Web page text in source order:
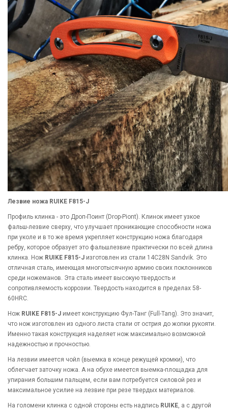
Лезвие ножа RUIKE F815-J
Профиль клинка - это Дроп-Поинт (Drop-Piont). Клинок имеет узкое
фальш-лезвие сверху, что улучшает проникающие способности ножа
при уколе и в то же время укрепляет конструкцию ножа благодаря
ребру, которое образует это фальшлезвие практически по всей длина
клинка. Нож RUIKE F815-J изготовлен из стали 14C28N Sandvik. Это
отличная сталь, имеющая многотысячную армию своих поклонников
среди ножеманов. Эта сталь имеет высокую твердость и
сопротивляемость коррозии. Твердость находится в пределах 58-
60HRC.
Нож RUIKE F815-J имеет конструкцию Фул-Танг (Full-Tang). Это значит,
что нож изготовлен из одного листа стали от острия до жопки рукояти.
Именно такая конструкция наделяет нож максимально возможной
надежностью и прочностью.
На лезвии имеется чойл (выемка в конце режущей кромки), что
облегчает заточку ножа. А на обухе имеется выемка-площадка для
упирания большим пальцем, если вам потребуется силовой рез и
максимальное усилие на лезвие при резе твердых материалов.
На голомени клинка с одной стороны есть надпись RUIKE, а с другой